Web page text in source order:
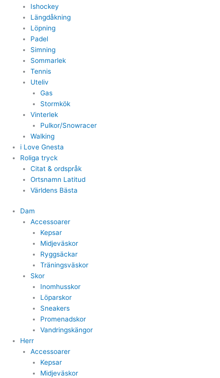
Ishockey
Längdåkning
Löpning
Padel
Simning
Sommarlek
Tennis
Uteliv
Gas
Stormkök
Vinterlek
Pulkor/Snowracer
Walking
i Love Gnesta
Roliga tryck
Citat & ordspråk
Ortsnamn Latitud
Världens Bästa
Dam
Accessoarer
Kepsar
Midjeväskor
Ryggsäckar
Träningsväskor
Skor
Inomhusskor
Löparskor
Sneakers
Promenadskor
Vandringskängor
Herr
Accessoarer
Kepsar
Midjeväskor